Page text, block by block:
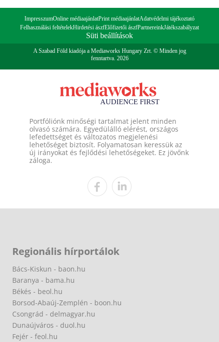
ImpresszumOnline médiaajánlatPrint médiaajánlatAdatvédelmi tájékoztató
Felhasználási feltételekHirdetési ászfElőfizetői ászfPartnereinkJátékszabályzat
Süti beállítások
A Szabad Föld kiadója a Mediaworks Hungary Zrt. © Minden jog
fenntartva. 2026
Portfóliónk minőségi tartalmat jelent minden
olvasó számára. Egyedülálló elérést, országos
lefedettséget és változatos megjelenési
lehetőséget biztosít. Folyamatosan keressük az
új irányokat és fejlődési lehetőségeket. Ez jövőnk
záloga.
Regionális hírportálok
Bács-Kiskun - baon.hu
Baranya - bama.hu
Békés - beol.hu
Borsod-Abaúj-Zemplén - boon.hu
Csongrád - delmagyar.hu
Dunaújváros - duol.hu
Fejér - feol.hu